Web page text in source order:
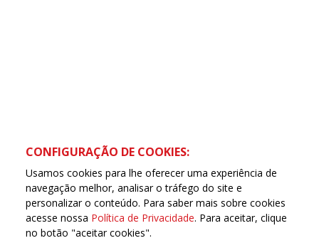
CONFIGURAÇÃO DE COOKIES:
Usamos cookies para lhe oferecer uma experiência de
navegação melhor, analisar o tráfego do site e
personalizar o conteúdo. Para saber mais sobre cookies
acesse nossa Política de Privacidade. Para aceitar, clique
no botão "aceitar cookies".